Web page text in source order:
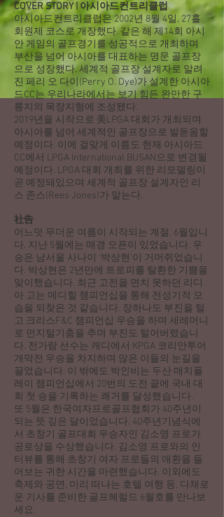
COVER STORY | 아시아드컨트리클럽
아시아드컨트리클럽은 2002년 8월 4일, 27홀
회원제 코스로 개장했다. 같은 해 제14회 아시
안 게임의 골프경기를 성공적으로 개최하며
부산을 넘어 아시아를 대표하는 명문 골프장
으로 성장했다. 세계적 골프장 설계자로 알려
진 페리 오 다이(Perry O. Dye)가 설계한 아시아
드CC는 우리나라에서는 보기 힘든 완만한 구
릉지의 목장지형에 조성됐다.
2019년을 시작으로 美LPGA 대회가 개최되며
아시아를 넘어 세계적인 골프장으로 발돋움할
예정이다. 이에 걸맞게 이름도 현재 아시아드
CC에서 LPGA International BUSAN으로 변경될
예정이다. LPGA 대회 개최를 위한 리모델링이
곧 예정돼있으며 세계적 골프장 설계자인 리
스 존스(Rees Jones)가 맡는다.
社告
어느덧 무더운 여름이 시작되는 계절, 6월입니
다. 지난 5월에는 매경 오픈이 있었습니다. 우
승은 남서울 사나이 ‘박상현’이 거머쥐었습니
다. 박상현은 2년만에 트로피를 탈환한 기쁨을
맞이했습니다. 최근 고전을 면치 못하던 리디
아 고는 메디힐 챔피언십을 통해 전성기적 모
습을 되찾은 것 같습니다. 장하나도 부진을 털
고 크리스F&C 챔피언십 우승을 하며 세레머니
로 먼지털기춤을 추며 부진도 털어버렸습니
다. 전가람 선수는 캐디에서 KPGA 코리안투어
개막전 우승을 차지하며 많은 이들의 눈길을
끌었습니다. 이 밖에도 박인비는 두산 매치플
레이 챔피언십에서 20번의 도전 끝에 국내 대
회 첫 승을 기록하는 쾌거를 달성했습니다.
또 5월은 한국여자프로골프협회가 40주년이
되는 뜻 깊은 달이었습니다. 40주년기념식에
서 초창기 골프대회 우승자인 김소영 프로가
공로상을 수상했습니다. 김소영 프로와의 인
터뷰를 통해 초창기 여자 프로들의 애환을 들
어보는 귀한 시간을 마련했습니다. 이외에도
축제와 공연, 미리 떠나는 호텔 여행 등, 다채로
운 기사를 준비한 골프헤럴드 6월호를 만나보
세요.